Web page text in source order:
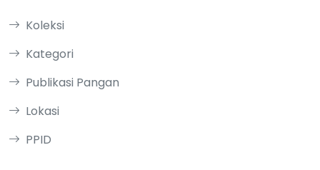
Koleksi
Kategori
Publikasi Pangan
Lokasi
PPID